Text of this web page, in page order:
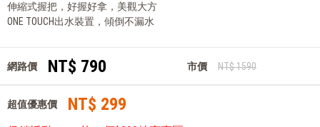
伸縮式握把，好握好拿，美觀大方
ONE TOUCH出水裝置，傾倒不漏水
網路價 NT$ 790 市價 NT$ 1590
超值優惠價 NT$ 299